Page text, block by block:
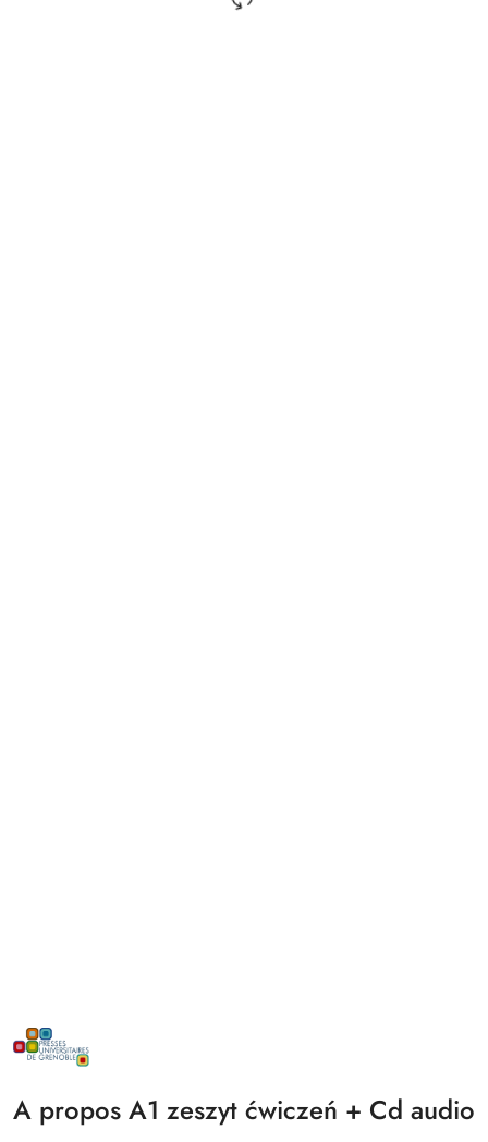
NAZWA
PRODUCENTA:
PRESSES
DE
GRENOBLE
-A propos A1 zeszyt ćwiczeń + Cd audio